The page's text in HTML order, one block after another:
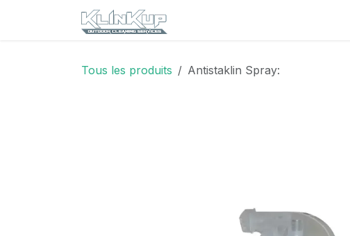
Se rendre au contenu
Tous les produits Antistaklin Spray: